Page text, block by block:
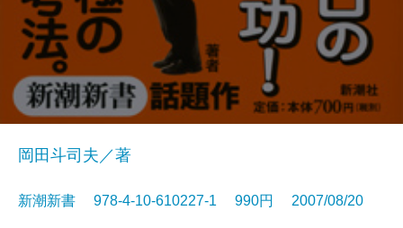
岡田斗司夫／著
新潮新書 978-4-10-610227-1 990円 2007/08/20